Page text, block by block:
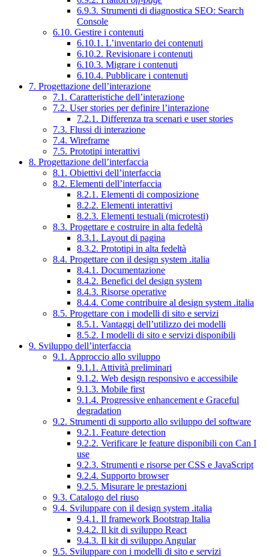
6.9.3. Strumenti di diagnostica SEO: Search
Console
6.10. Gestire i contenuti
6.10.1. L’inventario dei contenuti
6.10.2. Revisionare i contenuti
6.10.3. Migrare i contenuti
6.10.4. Pubblicare i contenuti
7. Progettazione dell’interazione
7.1. Caratteristiche dell’interazione
7.2. User stories per definire l’interazione
7.2.1. Differenza tra scenari e user stories
7.3. Flussi di interazione
7.4. Wireframe
7.5. Prototipi interattivi
8. Progettazione dell’interfaccia
8.1. Obiettivi dell’interfaccia
8.2. Elementi dell’interfaccia
8.2.1. Elementi di composizione
8.2.2. Elementi interattivi
8.2.3. Elementi testuali (microtesti)
8.3. Progettare e costruire in alta fedeltà
8.3.1. Layout di pagina
8.3.2. Prototipi in alta fedeltà
8.4. Progettare con il design system .italia
8.4.1. Documentazione
8.4.2. Benefici del design system
8.4.3. Risorse operative
8.4.4. Come contribuire al design system .italia
8.5. Progettare con i modelli di sito e servizi
8.5.1. Vantaggi dell’utilizzo dei modelli
8.5.2. I modelli di sito e servizi disponibili
9. Sviluppo dell’interfaccia
9.1. Approccio allo sviluppo
9.1.1. Attività preliminari
9.1.2. Web design responsivo e accessibile
9.1.3. Mobile first
9.1.4. Progressive enhancement e Graceful
degradation
9.2. Strumenti di supporto allo sviluppo del software
9.2.1. Feature detection
9.2.2. Verificare le feature disponibili con Can I
use
9.2.3. Strumenti e risorse per CSS e JavaScript
9.2.4. Supporto browser
9.2.5. Misurare le prestazioni
9.3. Catalogo del riuso
9.4. Sviluppare con il design system .italia
9.4.1. Il framework Bootstrap Italia
9.4.2. Il kit di sviluppo React
9.4.3. Il kit di sviluppo Angular
9.5. Sviluppare con i modelli di sito e servizi